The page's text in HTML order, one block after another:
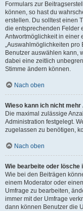
Formulars zur
können, so hast du
erstellen. Du solltest einen
die entsprechenden Felder
Antwortmöglichkeit in einer
„Auswahlmöglichkeiten pro
Benutzer auswählen kann,
dabei eine zeitlich
Stimme ändern können.
Nach oben
Wieso kann ich nicht
Die maximal zulässige
Administration festgelegt.
zugelassen zu benötigen,
Nach oben
Wie bearbeite oder lösche
Wie bei den Beiträgen
einem Moderator oder
Umfrage zu bearbeiten,
immer mit der Umfrage
dann können Benutzer die